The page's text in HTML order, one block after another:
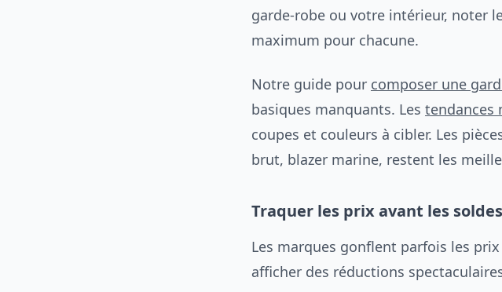
garde-robe ou votre intérieur, noter
maximum pour chacune.
Notre guide pour composer une
basiques manquants. Les tendances
coupes et couleurs à cibler. Les
brut, blazer marine, restent les
Traquer les prix avant les soldes
Les marques gonflent parfois les
afficher des réductions